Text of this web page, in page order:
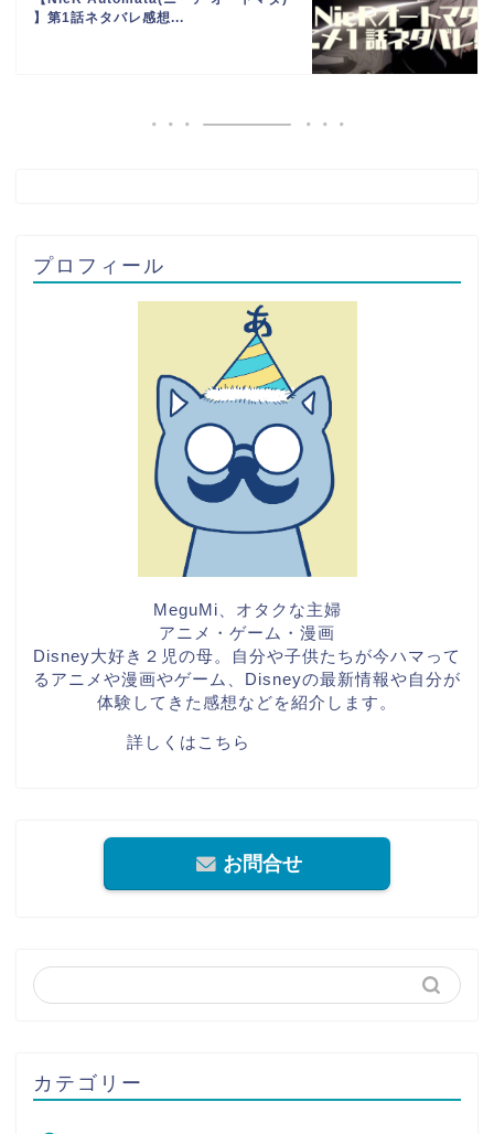
】第1話ネタバレ感想...
プロフィール
MeguMi、オタクな主婦
アニメ・ゲーム・漫画
Disney大好き２児の母。自分や子供たちが今ハマって
るアニメや漫画やゲーム、Disneyの最新情報や自分が
体験してきた感想などを紹介します。
詳しくはこちら
お問合せ
カテゴリー